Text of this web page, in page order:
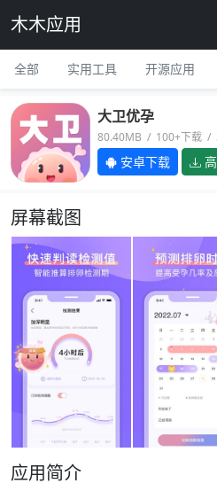
木木应用
全部 实用工具 开源应用
大卫优孕
80.40MB / 100+下载 /
安卓下载
屏幕截图
应用简介